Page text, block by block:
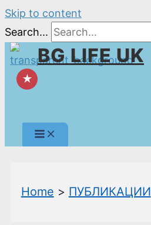
Skip to content
Search...
BG LIFE UK
★
Home ПУБЛИКАЦИИ